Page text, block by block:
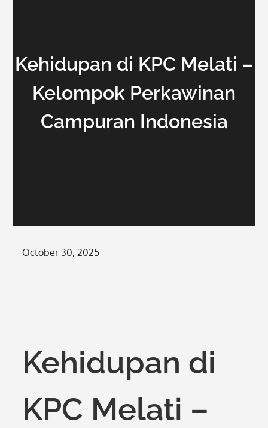
Kehidupan di KPC Melati –
Kelompok Perkawinan
Campuran Indonesia
Posted
October 30, 2025
Kehidupan di
KPC Melati –